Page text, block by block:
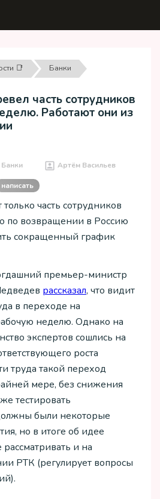
📑 Банки
часть сотрудников
Работают они из
Банки Артём Васильев
написать
часть сотрудников
по возвращении в Россию
сокращенный график
премьер-министр
рассказал, что видит
в переходе на
неделю. Однако на
экспертов сошлись на
роста
труда такой переход
мере, без снижения
тестировать
были некоторые
но в итоге об идее
и на
РТК (регулирует вопросы